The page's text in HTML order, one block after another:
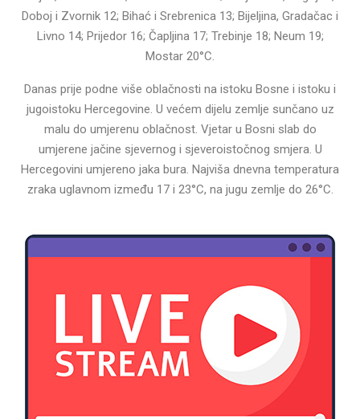
Doboj i Zvornik 12; Bihać i Srebrenica 13; Bijeljina, Gradačac i
Livno 14; Prijedor 16; Čapljina 17; Trebinje 18; Neum 19;
Mostar 20°C.
Danas prije podne više oblačnosti na istoku Bosne i istoku i
jugoistoku Hercegovine. U većem dijelu zemlje sunčano uz
malu do umjerenu oblačnost. Vjetar u Bosni slab do
umjerene jačine sjevernog i sjeveroistočnog smjera. U
Hercegovini umjereno jaka bura. Najviša dnevna temperatura
zraka uglavnom između 17 i 23°C, na jugu zemlje do 26°C.